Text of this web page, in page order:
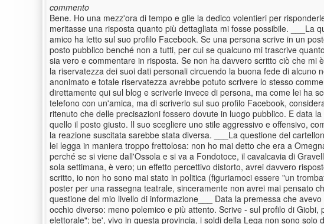
commento
Bene. Ho una mezz'ora di tempo e glie la dedico volentieri per
meritasse una risposta quanto più dettagliata mi fosse possibile. ___La
amico ha letto sul suo profilo Facebook. Se una persona scrive in un
posto pubblico benché non a tutti, per cui se qualcuno mi trascrive
sia vero e commentare in risposta. Se non ha davvero scritto ciò che
la riservatezza dei suoi dati personali circuendo la buona fede di
anonimato e totale riservatezza avrebbe potuto scrivere lo stesso
direttamente qui sul blog e scriverle invece di persona, ma come lei ha
telefono con un'amica, ma di scriverlo sul suo profilo Facebook,
ritenuto che delle precisazioni fossero dovute in luogo pubblico. E data
quello il posto giusto. Il suo scegliere uno stile aggressivo e offensivo,
la reazione suscitata sarebbe stata diversa. ___La questione del
lei legga in maniera troppo frettolosa: non ho mai detto che era a
perché se si viene dall'Ossola e si va a Fondotoce, il cavalcavia di
sola settimana, è vero; un effetto percettivo distorto, avrei davvero
scritto, io non ho sono mai stato in politica (figuriamoci essere "un
poster per una rassegna teatrale, sinceramente non avrei mai pensato
questione del mio livello di informazione___ Data la premessa che
occhio diverso: meno polemico e più attento. Scrive - sul profilo di
elettorale"; be', vivo in questa provincia, i soldi della Lega non sono